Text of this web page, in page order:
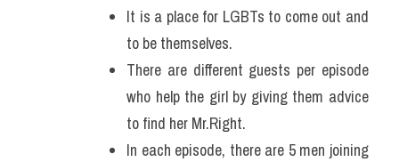
It is a place for LGBTs to come out and
to be themselves.
There are different guests per episode
who help the girl by giving them advice
to find her Mr.Right.
In each episode, there are 5 men joining